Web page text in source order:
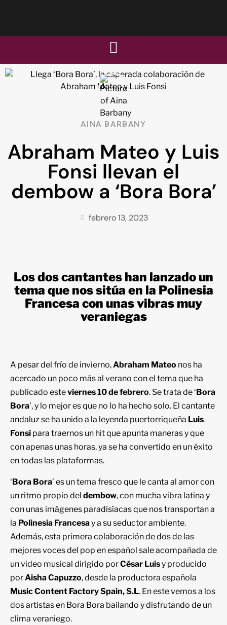
AINA BARBANY
Abraham Mateo y Luis
Fonsi llevan el
dembow a ‘Bora Bora’
febrero 13, 2023
Los dos cantantes han lanzado un
tema que nos sitúa en la Polinesia
Francesa con unas vibras muy
veraniegas
A pesar del frío de invierno, Abraham Mateo nos ha
acercado un poco más al verano con el tema que ha
publicado esteviernes 10 de febrero. Se trata de ‘Bora
Bora’, y lo mejor es que no lo ha hecho solo. El cantante
andaluz se ha unido a la leyenda puertorriqueña Luis
Fonsi para traernos un hit que apunta maneras y que
con apenas unas horas, ya se ha convertido en un éxito
en todas las plataformas.
‘Bora Bora’ es un tema fresco que le canta al amor con
un ritmo propio del dembow, con mucha vibra latina y
con unas imágenes paradisíacas que nos transportan a
la Polinesia Francesay a su seductor ambiente.
Además, esta primera colaboración de dos de las
mejores voces del pop en español sale acompañada de
un video musical dirigido porCésar Luisy producido
por Aisha Capuzzo, desde la productora española
Music Content Factory Spain, S.L. En este vemos a los
dos artistas en Bora Bora bailando y disfrutando de un
clima veraniego.